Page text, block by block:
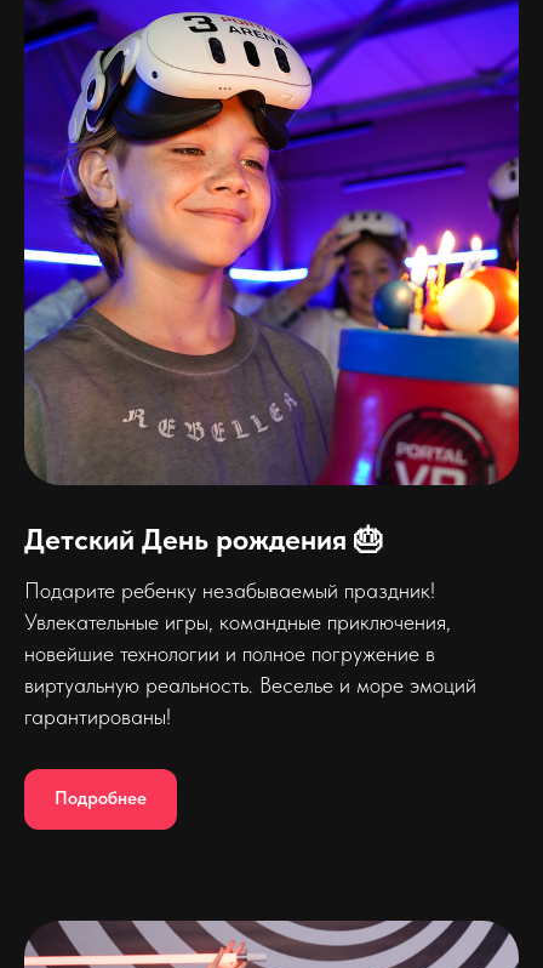
Детский День рождения 🎂
Подарите ребенку незабываемый праздник!
Увлекательные игры, командные приключения,
новейшие технологии и полное погружение в
виртуальную реальность. Веселье и море эмоций
гарантированы!
Подробнее